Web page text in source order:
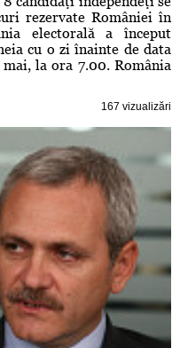
rezervate României în
electorală a început
cu o zi înainte de data
la ora 7.00. România
167 vizualizări